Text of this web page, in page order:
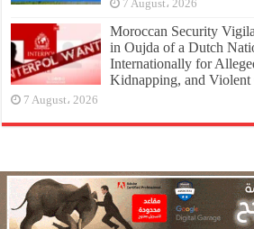
7 August، 2026
Moroccan Security
in Oujda of a Dutch
Internationally for
Kidnapping, and Violent
7 August، 2026